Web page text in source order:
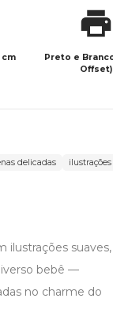
cm
Preto e
Offset)
delicadas
ilustrações suaves,
bebê —
no charme do